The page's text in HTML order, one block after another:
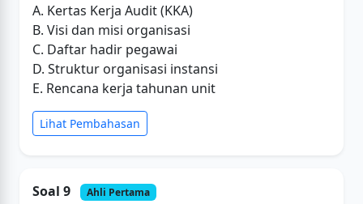
A. Kertas Kerja Audit (KKA)
B. Visi dan misi organisasi
C. Daftar hadir pegawai
D. Struktur organisasi instansi
E. Rencana kerja tahunan unit
Lihat Pembahasan
Soal 9 Ahli Pertama